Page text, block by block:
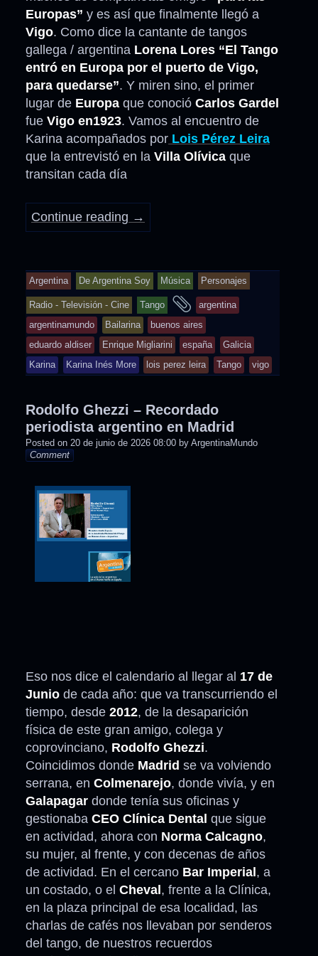
Europas” y es así que finalmente llegó a
Vigo. Como dice la cantante de tangos
gallega / argentina Lorena Lores “El Tango
entró en Europa por el puerto de Vigo,
para quedarse”. Y miren sino, el primer
lugar de Europa que conoció Carlos Gardel
fue Vigo en1923. Vamos al encuentro de
Karina acompañados por Lois Pérez Leira
que la entrevistó en la Villa Olívica que
transitan cada día
Continue reading →
Argentina De Argentina Soy Música Personajes
Radio - Televisión - Cine Tango
and
tagged
argentina
argentinamundo
Bailarina
buenos aires
eduardo aldiser
Enrique Migliarini españa
Galicia
Karina
Karina Inés More lois perez leira Tango vigo
Rodolfo Ghezzi – Recordado
periodista argentino en Madrid
Posted on 20 de junio de 2026 08:00 by ArgentinaMundo
Comment
Eso nos dice el calendario al llegar al 17 de
Junio de cada año: que va transcurriendo el
tiempo, desde 2012, de la desaparición
física de este gran amigo, colega y
coprovinciano, Rodolfo Ghezzi.
Coincidimos donde Madrid se va volviendo
serrana, en Colmenarejo, donde vivía, y en
Galapagar donde tenía sus oficinas y
gestionaba CEO Clínica Dental que sigue
en actividad, ahora con Norma Calcagno,
su mujer, al frente, y con decenas de años
de actividad. En el cercano Bar Imperial , a
un costado, o el Cheval , frente a la Clínica,
en la plaza principal de esa localidad, las
charlas de cafés nos llevaban por senderos
del tango, de nuestros recuerdos